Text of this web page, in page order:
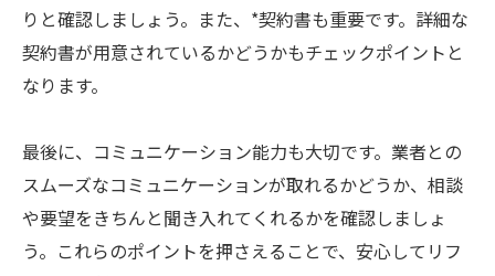
りと確認しましょう。また、*契約書も重要です。詳細な
契約書が用意されているかどうかもチェックポイントと
なります。
最後に、コミュニケーション能力も大切です。業者との
スムーズなコミュニケーションが取れるかどうか、相談
や要望をきちんと聞き入れてくれるかを確認しましょ
う。これらのポイントを押さえることで、安心してリフ